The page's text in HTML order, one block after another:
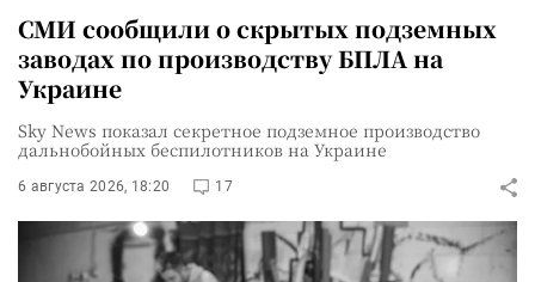
СМИ сообщили о скрытых подземных
заводах по производству БПЛА на
Украине
Sky News показал секретное подземное производство
дальнобойных беспилотников на Украине
6 августа 2026, 18:20 17